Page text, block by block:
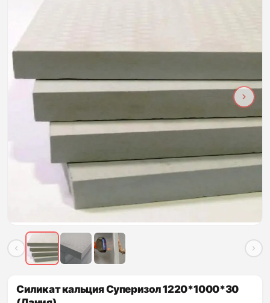
Силикат кальция Суперизол 1220*1000*30